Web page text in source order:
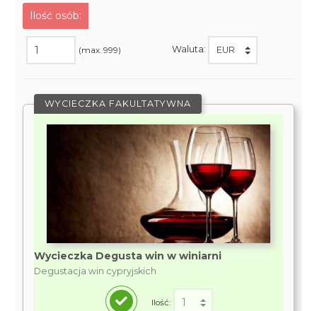
Ilość osób:
(max. 999) Waluta:
WYCIECZKA FAKULTATYWNA
Wycieczka Degusta win w winiarni
Degustacja win cypryjskich
Ilość: